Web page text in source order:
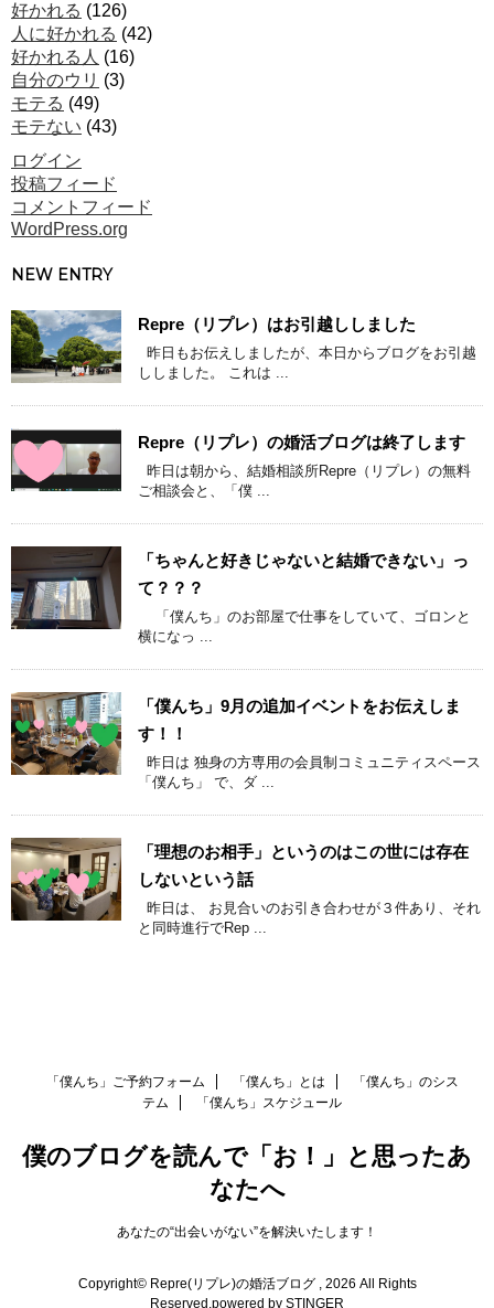
好かれる (126)
人に好かれる (42)
好かれる人 (16)
自分のウリ (3)
モテる (49)
モテない (43)
ログイン
投稿フィード
コメントフィード
WordPress.org
NEW ENTRY
Repre（リプレ）はお引越ししました
昨日もお伝えしましたが、本日からブログをお引越
ししました。 これは ...
Repre（リプレ）の婚活ブログは終了します
昨日は朝から、結婚相談所Repre（リプレ）の無料
ご相談会と、「僕 ...
「ちゃんと好きじゃないと結婚できない」っ
て？？？
「僕んち」のお部屋で仕事をしていて、ゴロンと
横になっ ...
「僕んち」9月の追加イベントをお伝えしま
す！！
昨日は 独身の方専用の会員制コミュニティスペース
「僕んち」 で、ダ ...
「理想のお相手」というのはこの世には存在
しないという話
昨日は、 お見合いのお引き合わせが３件あり、それ
と同時進行でRep ...
「僕んち」ご予約フォーム 「僕んち」とは
「僕んち」のシス
テム
「僕んち」スケジュール
僕のブログを読んで「お！」と思ったあ
なたへ
あなたの“出会いがない”を解決いたします！
Copyright© Repre(リプレ)の婚活ブログ , 2026 All Rights
Reserved.powered by STINGER